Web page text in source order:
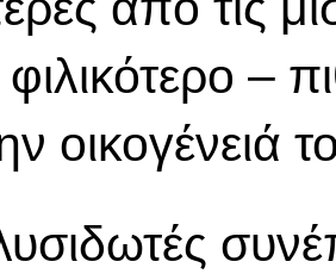
–
οικογένειά